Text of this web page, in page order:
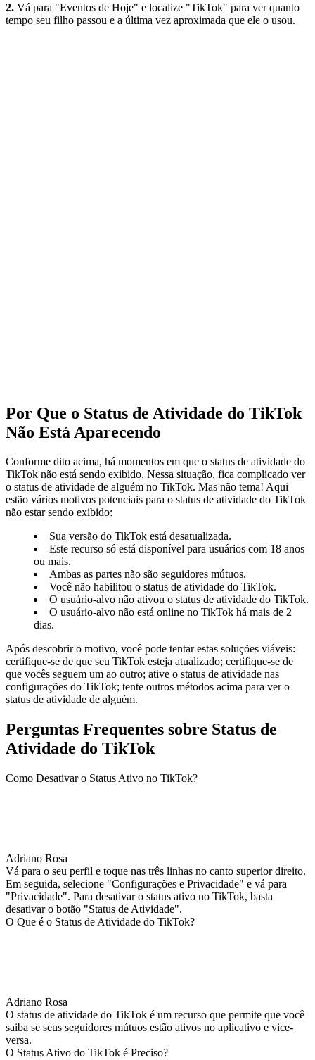
2. Vá para "Eventos de Hoje" e localize "TikTok" para ver quanto
tempo seu filho passou e a última vez aproximada que ele o usou.
Por Que o Status de Atividade do TikTok
Não Está Aparecendo
Conforme dito acima, há momentos em que o status de atividade do
TikTok não está sendo exibido. Nessa situação, fica complicado ver
o status de atividade de alguém no TikTok. Mas não tema! Aqui
estão vários motivos potenciais para o status de atividade do TikTok
não estar sendo exibido:
Sua versão do TikTok está desatualizada.
Este recurso só está disponível para usuários com 18 anos
ou mais.
Ambas as partes não são seguidores mútuos.
Você não habilitou o status de atividade do TikTok.
O usuário-alvo não ativou o status de atividade do TikTok.
O usuário-alvo não está online no TikTok há mais de 2
dias.
Após descobrir o motivo, você pode tentar estas soluções viáveis:
certifique-se de que seu TikTok esteja atualizado; certifique-se de
que vocês seguem um ao outro; ative o status de atividade nas
configurações do TikTok; tente outros métodos acima para ver o
status de atividade de alguém.
Perguntas Frequentes sobre Status de
Atividade do TikTok
Como Desativar o Status Ativo no TikTok?
Adriano Rosa
Vá para o seu perfil e toque nas três linhas no canto superior direito.
Em seguida, selecione "Configurações e Privacidade" e vá para
"Privacidade". Para desativar o status ativo no TikTok, basta
desativar o botão "Status de Atividade".
O Que é o Status de Atividade do TikTok?
Adriano Rosa
O status de atividade do TikTok é um recurso que permite que você
saiba se seus seguidores mútuos estão ativos no aplicativo e vice-
versa.
O Status Ativo do TikTok é Preciso?